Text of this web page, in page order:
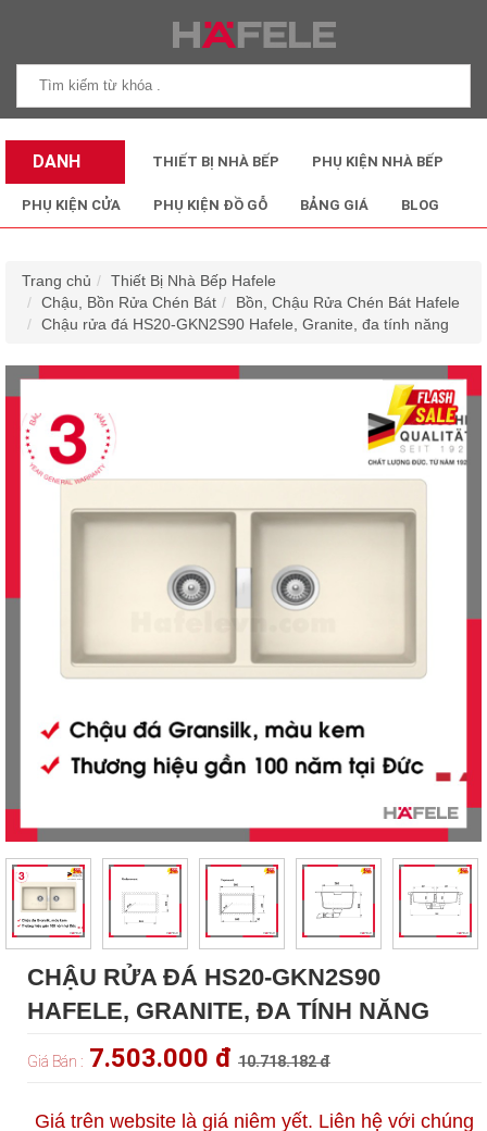
DANH
MỤC SẢN
THIẾT BỊ NHÀ BẾP PHỤ KIỆN NHÀ BẾP
PHỤ KIỆN CỬA PHỤ KIỆN ĐỒ GỖ BẢNG GIÁ BLOG
Trang chủ
Thiết Bị Nhà Bếp Hafele
Chậu, Bồn Rửa Chén Bát
Bồn, Chậu Rửa Chén Bát Hafele
Chậu rửa đá HS20-GKN2S90 Hafele, Granite, đa tính năng
CHẬU RỬA ĐÁ HS20-GKN2S90
HAFELE, GRANITE, ĐA TÍNH NĂNG
Giá Bán : 7.503.000 đ 10.718.182 đ
Giá trên website là giá niêm yết. Liên hệ với chúng